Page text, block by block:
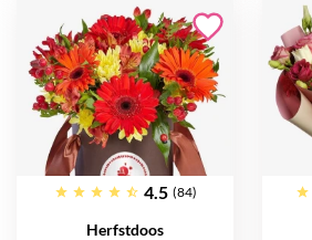
4.5 (84)
Herfstdoos